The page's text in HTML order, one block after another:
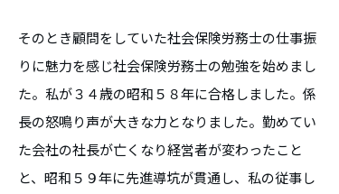
そのとき顧問をしていた社会保険労務士の仕事振
りに魅力を感じ社会保険労務士の勉強を始めまし
た。私が３４歳の昭和５８年に合格しました。係
長の怒鳴り声が大きな力となりました。勤めてい
た会社の社長が亡くなり経営者が変わったこと
と、昭和５９年に先進導坑が貫通し、私の従事し